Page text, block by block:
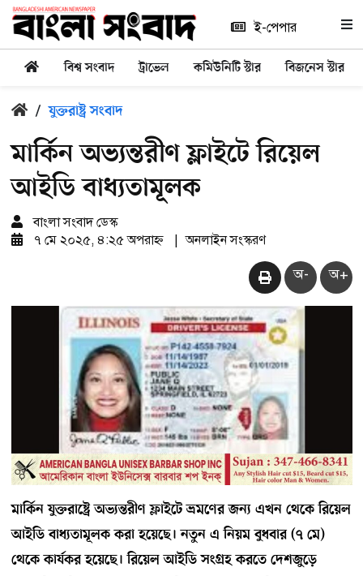
ই-পেপার
বিশ্ব সংবাদ ট্রাভেল কমিউনিটি স্টার বিজনেস স্টার
/ যুক্তরাষ্ট্র সংবাদ
মার্কিন অভ্যন্তরীণ ফ্লাইটে রিয়েল
আইডি বাধ্যতামূলক
বাংলা সংবাদ ডেস্ক
৭ মে ২০২৫, ৪:২৫ অপরাহ্ন
অনলাইন সংস্করণ
অ- অ+
মার্কিন যুক্তরাষ্ট্রে অভ্যন্তরীণ ফ্লাইটে ভ্রমণের জন্য এখন থেকে রিয়েল
আইডি বাধ্যতামূলক করা হয়েছে। নতুন এ নিয়ম বুধবার (৭ মে)
থেকে কার্যকর হয়েছে। রিয়েল আইডি সংগ্রহ করতে দেশজুড়ে